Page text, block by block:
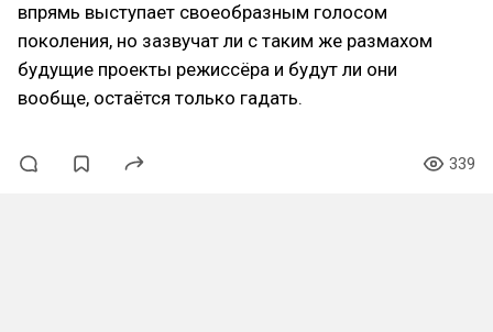
впрямь выступает своеобразным голосом
поколения, но зазвучат ли с таким же размахом
будущие проекты режиссёра и будут ли они
вообще, остаётся только гадать.
339